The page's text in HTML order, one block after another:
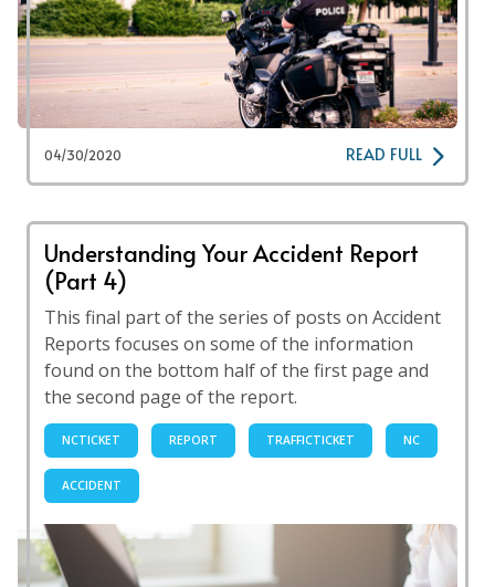
04/30/2020 READ FULL
Understanding Your Accident Report
(Part 4)
This final part of the series of posts on Accident
Reports focuses on some of the information
found on the bottom half of the first page and
the second page of the report.
NCTICKET REPORT TRAFFICTICKET NC
ACCIDENT